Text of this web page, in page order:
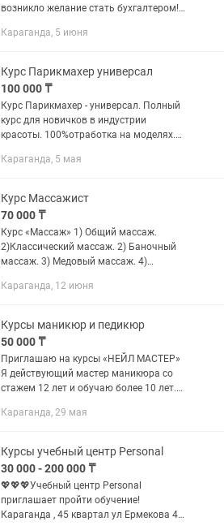
возникло желание стать бухгалтером!
бухгалтером! Востребованным
Вам...
Караганда, 5 июня
Курс Парикмахер универсал
100 000 ₸
Курс Парикмахер - универсал. Полный
курс для новичков в индустрии
красоты. 100%отработка на моделях.
малокомплектных группах.Учебные
с...
Караганда, 5 мая
Курс Массажист
70 000 ₸
Курс «Массаж» 1) Общий массаж.
2)Классический массаж. 2) Баночный
массаж. 3) Медовый массаж. 4)
Лимфодренажный массаж. 6)
Лечебный...
Караганда, 12 июня
Курсы маникюр и педикюр
50 000 ₸
Приглашаю на курсы «НЕЙЛ МАСТЕР»
Я действующий мастер маникюра со
стажем 12 лет и обучаю более 10 лет.
в группе программа трудно
Караганда, 29 мая
Курсы учебный центр Personal
30 000 - 200 000 ₸
💖💖💖Учебный центр Personal
приглашает пройти обучение!
Караганда , 45 квартал ул Ермекова 46